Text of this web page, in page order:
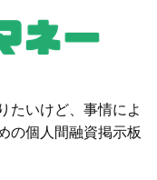
たいけど、事情によ
の個人間融資掲示板